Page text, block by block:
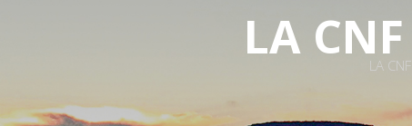
LA CNF
LA CNF